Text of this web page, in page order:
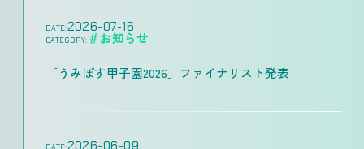
DATE:2026-07-16
CATEGORY: ＃お知らせ
「うみぽす甲子園2026」ファイナリスト発表
2026-06-09